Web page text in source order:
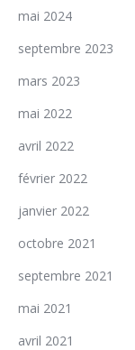
mai 2024
septembre 2023
mars 2023
mai 2022
avril 2022
février 2022
janvier 2022
octobre 2021
septembre 2021
mai 2021
avril 2021